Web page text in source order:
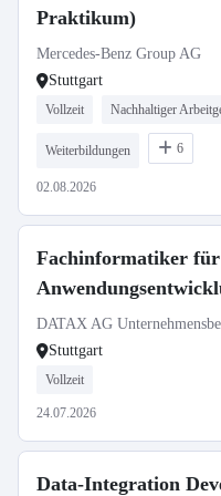
Praktikum)
Mercedes-Benz Group AG
Stuttgart
Vollzeit Nachhaltiger
Weiterbildungen 6
02.08.2026
Fachinformatiker für
DATAX AG
Stuttgart
Vollzeit
24.07.2026
Data-Integration